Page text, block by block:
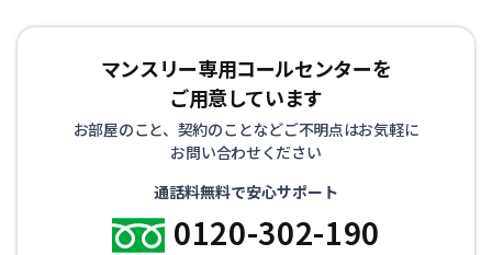
マンスリー専用コールセンターを
ご用意しています
お部屋のこと、契約のことなどご不明点はお気軽に
お問い合わせください
通話料無料で安心サポート
0120-302-190